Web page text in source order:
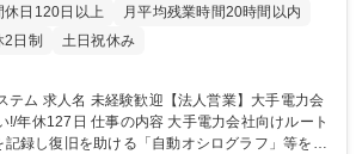
休日120日以上
月平均残業時間20時間以内
2日制 土日祝休み
大手電力会
大手電力会社向けルート
録し復旧を助ける「自動オシログラフ」等を提